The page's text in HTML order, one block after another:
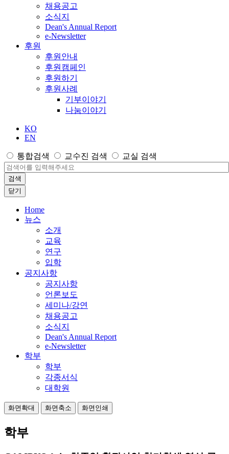
채용공고
소식지
Dean's Annual Report
e-Newsletter
후원
후원안내
후원캠페인
후원하기
후원사례
기부이야기
나눔이야기
KO
EN
통합검색 교수진 검색 교실 검색
검색
닫기
Home
뉴스
소개
교육
연구
입학
공지사항
공지사항
언론보도
세미나/강연
채용공고
소식지
Dean's Annual Report
e-Newsletter
학부
학부
각종서식
대학원
화면확대 화면축소 화면인쇄
학부